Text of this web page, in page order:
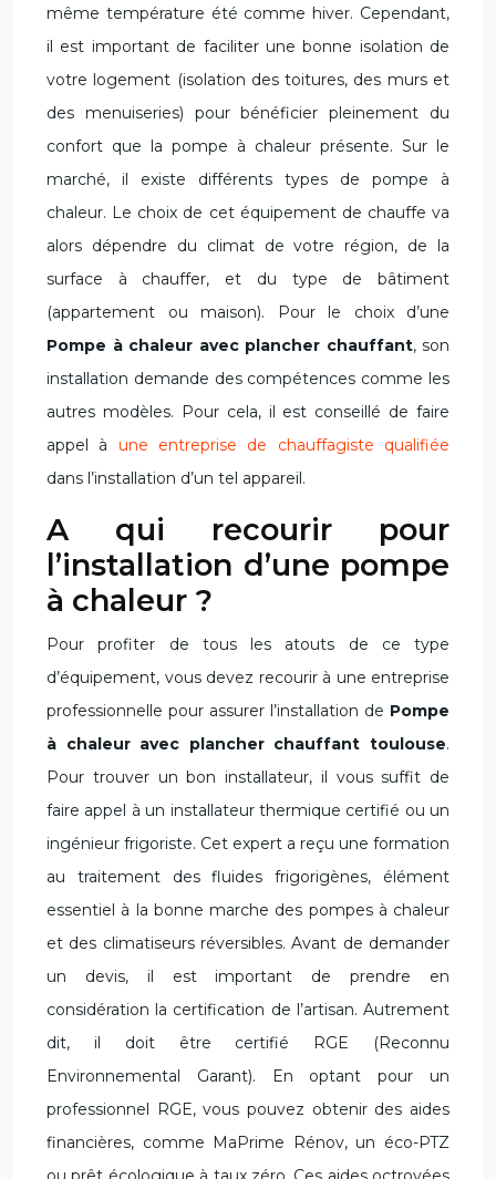
même température été comme hiver. Cependant,
il est important de faciliter une bonne isolation de
votre logement (isolation des toitures, des murs et
des menuiseries) pour bénéficier pleinement du
confort que la pompe à chaleur présente. Sur le
marché, il existe différents types de pompe à
chaleur. Le choix de cet équipement de chauffe va
alors dépendre du climat de votre région, de la
surface à chauffer, et du type de bâtiment
(appartement ou maison). Pour le choix d’une
Pompe à chaleur avec plancher chauffant, son
installation demande des compétences comme les
autres modèles. Pour cela, il est conseillé de faire
appel à une entreprise de chauffagiste qualifiée
dans l’installation d’un tel appareil.
A qui recourir pour
l’installation d’une pompe
à chaleur ?
Pour profiter de tous les atouts de ce type
d’équipement, vous devez recourir à une entreprise
professionnelle pour assurer l’installation de Pompe
à chaleur avec plancher chauffant toulouse.
Pour trouver un bon installateur, il vous suffit de
faire appel à un installateur thermique certifié ou un
ingénieur frigoriste. Cet expert a reçu une formation
au traitement des fluides frigorigènes, élément
essentiel à la bonne marche des pompes à chaleur
et des climatiseurs réversibles. Avant de demander
un devis, il est important de prendre en
considération la certification de l’artisan. Autrement
dit, il doit être certifié RGE (Reconnu
Environnemental Garant). En optant pour un
professionnel RGE, vous pouvez obtenir des aides
financières, comme MaPrime Rénov, un éco-PTZ